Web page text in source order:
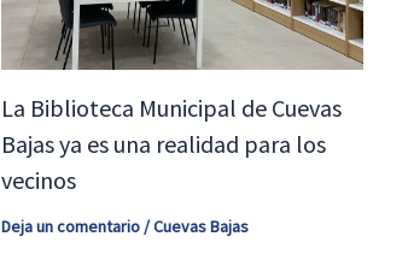
La Biblioteca Municipal de Cuevas
Bajas ya es una realidad para los
vecinos
Deja un comentario/Cuevas Bajas